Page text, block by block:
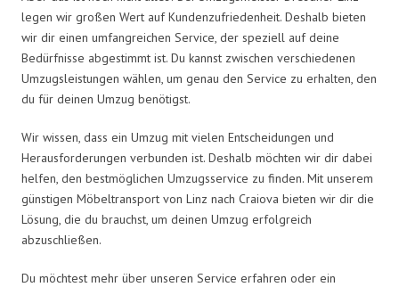
legen wir großen Wert auf Kundenzufriedenheit. Deshalb bieten
wir dir einen umfangreichen Service, der speziell auf deine
Bedürfnisse abgestimmt ist. Du kannst zwischen verschiedenen
Umzugsleistungen wählen, um genau den Service zu erhalten, den
du für deinen Umzug benötigst.
Wir wissen, dass ein Umzug mit vielen Entscheidungen und
Herausforderungen verbunden ist. Deshalb möchten wir dir dabei
helfen, den bestmöglichen Umzugsservice zu finden. Mit unserem
günstigen Möbeltransport von Linz nach Craiova bieten wir dir die
Lösung, die du brauchst, um deinen Umzug erfolgreich
abzuschließen.
Du möchtest mehr über unseren Service erfahren oder ein